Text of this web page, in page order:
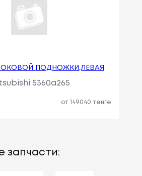
ПОДНОЖКИ,ЛЕВАЯ
5360a265
от 149040 тенге
запчасти: